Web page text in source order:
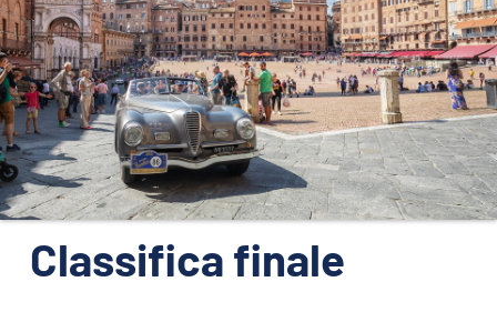
1954-2025
GRANDI EVENTI 2026
ORGANIZZAZIONE
CONTATTI
PRESS
NEWS
PHOTO&VIDEO2025
Classifica finale